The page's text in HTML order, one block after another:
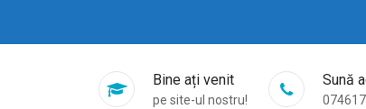
Bine ați venit
pe site-ul nostru!
Sună